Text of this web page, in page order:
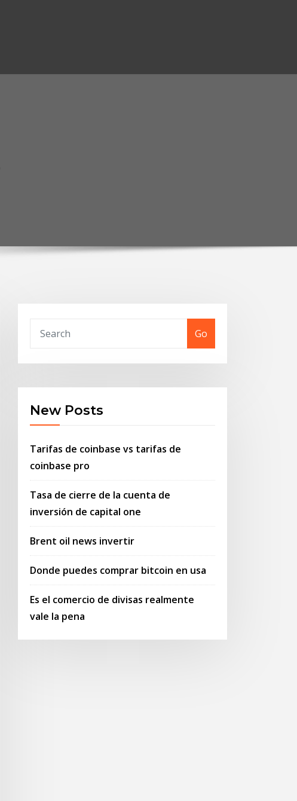
Go
New Posts
Tarifas de coinbase vs tarifas de
coinbase pro
Tasa de cierre de la cuenta de
inversión de capital one
Brent oil news invertir
Donde puedes comprar bitcoin en usa
Es el comercio de divisas realmente
vale la pena